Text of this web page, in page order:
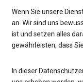
Wenn Sie unsere
an. Wir sind uns
ist und setzen alles
gewährleisten, dass
In dieser